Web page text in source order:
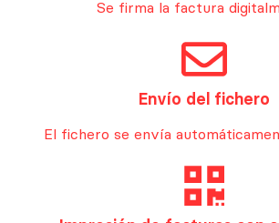
Se firma la factura
Envío del fichero
El fichero se envía